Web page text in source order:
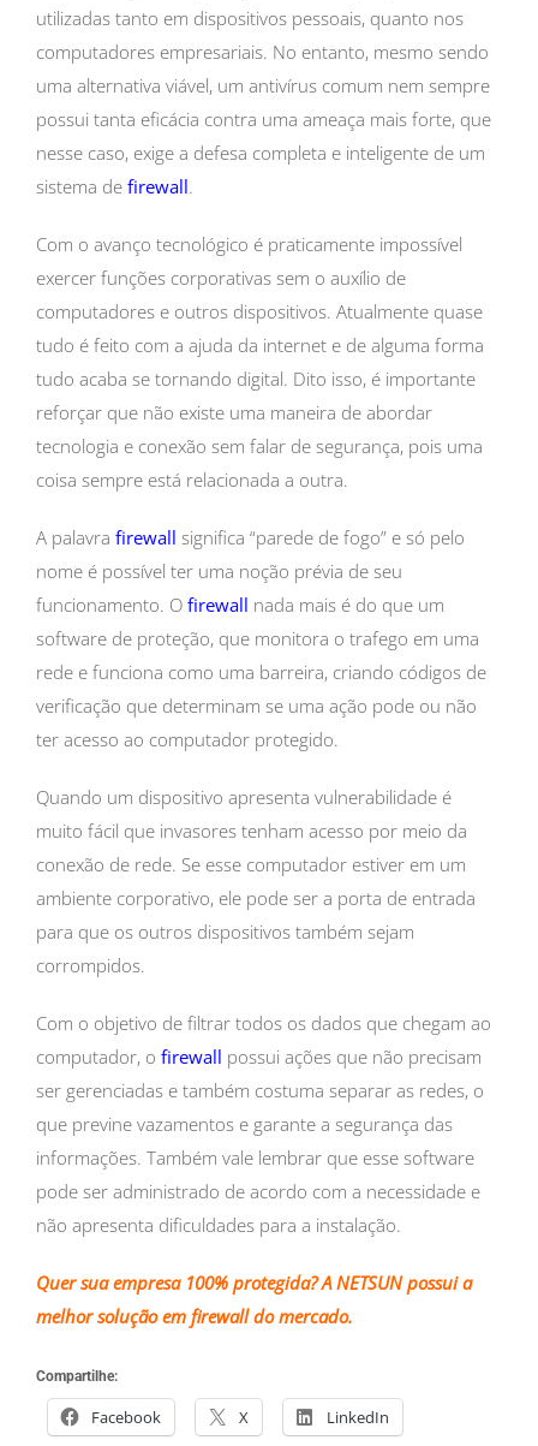
utilizadas tanto em dispositivos pessoais, quanto nos
computadores empresariais. No entanto, mesmo sendo
uma alternativa viável, um antivírus comum nem sempre
possui tanta eficácia contra uma ameaça mais forte, que
nesse caso, exige a defesa completa e inteligente de um
sistema de firewall.
Com o avanço tecnológico é praticamente impossível
exercer funções corporativas sem o auxílio de
computadores e outros dispositivos. Atualmente quase
tudo é feito com a ajuda da internet e de alguma forma
tudo acaba se tornando digital. Dito isso, é importante
reforçar que não existe uma maneira de abordar
tecnologia e conexão sem falar de segurança, pois uma
coisa sempre está relacionada a outra.
A palavra firewall significa “parede de fogo” e só pelo
nome é possível ter uma noção prévia de seu
funcionamento. O firewall nada mais é do que um
software de proteção, que monitora o trafego em uma
rede e funciona como uma barreira, criando códigos de
verificação que determinam se uma ação pode ou não
ter acesso ao computador protegido.
Quando um dispositivo apresenta vulnerabilidade é
muito fácil que invasores tenham acesso por meio da
conexão de rede. Se esse computador estiver em um
ambiente corporativo, ele pode ser a porta de entrada
para que os outros dispositivos também sejam
corrompidos.
Com o objetivo de filtrar todos os dados que chegam ao
computador, o firewall possui ações que não precisam
ser gerenciadas e também costuma separar as redes, o
que previne vazamentos e garante a segurança das
informações. Também vale lembrar que esse software
pode ser administrado de acordo com a necessidade e
não apresenta dificuldades para a instalação.
Quer sua empresa 100% protegida? A NETSUN possui a
melhor solução em firewall do mercado.
Compartilhe:
Facebook X LinkedIn